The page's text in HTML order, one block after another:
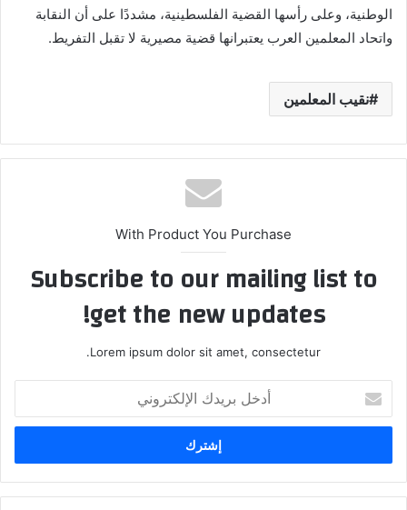
الوطنية، وعلى رأسها القضية الفلسطينية، مشددًا على أن النقابة
واتحاد المعلمين العرب يعتبرانها قضية مصيرية لا تقبل التفريط.
نقيب المعلمين
With Product You Purchase
Subscribe to our mailing list to
get the new updates!
Lorem ipsum dolor sit amet, consectetur.
بريدك
الإلكتروني